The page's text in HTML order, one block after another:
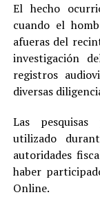
El hecho
cuando el
afueras del
investigación
registros
diversas
Las
utilizado
autoridades
haber
Online.